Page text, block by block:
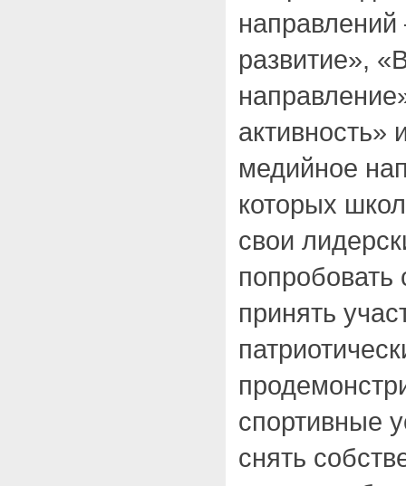
развитие»,
медийное
которых
свои
попробовать
принять
спортивные
снять